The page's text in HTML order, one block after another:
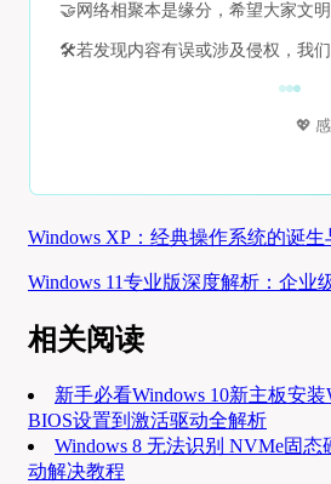
🤝 网络相聚本是缘分，希望大家文
🛠️若发现内容有误或涉及侵权，我
💖
Windows XP：经典操作系统的诞生
Windows 11专业版深度解析：企业
相关阅读
新手必看Windows 10新主板安
BIOS设置到激活驱动全解析
Windows 8 无法识别 NVMe固
动解决教程